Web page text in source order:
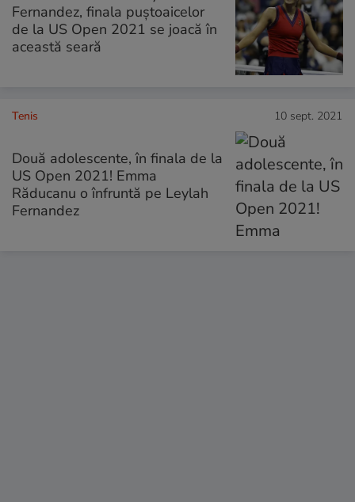
Fernandez, finala puștoaicelor
de la US Open 2021 se joacă în
această seară
Tenis 10 sept. 2021
Două adolescente, în finala de la
US Open 2021! Emma
Răducanu o înfruntă pe Leylah
Fernandez